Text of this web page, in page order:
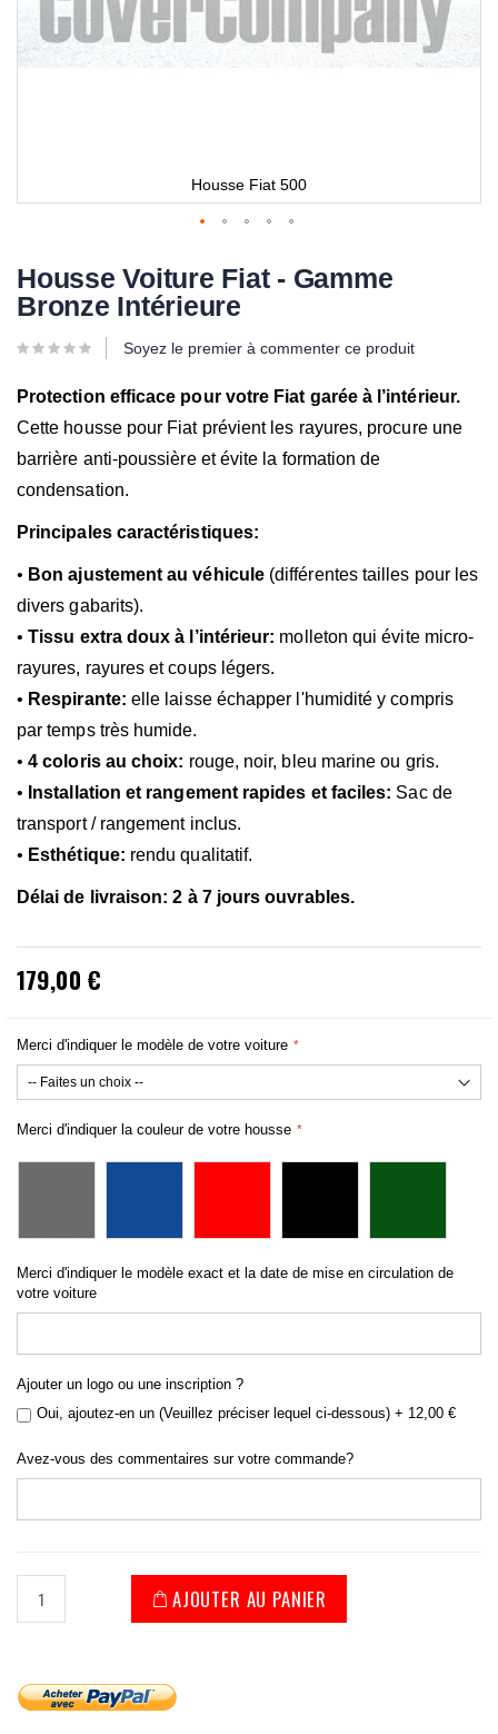
Housse Fiat 500
Housse Voiture Fiat - Gamme
Bronze Intérieure
Soyez le premier à commenter ce produit
Protection efficace pour votre Fiat garée à l’intérieur.
Cette housse pour Fiat prévient les rayures, procure une
barrière anti-poussière et évite la formation de
condensation.
Principales caractéristiques:
• Bon ajustement au véhicule(différentes tailles pour les
divers gabarits).
• Tissu extra doux à l’intérieur: molleton qui évite micro-
rayures, rayures et coups légers.
• Respirante: elle laisse échapper l'humidité y compris
par temps très humide.
•4 coloris au choix: rouge, noir, bleu marine ou gris.
• Installation et rangement rapides et faciles: Sac de
transport / rangement inclus.
• Esthétique: rendu qualitatif.
Délai de livraison: 2 à 7 jours ouvrables.
179,00 €
Merci d'indiquer le modèle de votre voiture
Merci d'indiquer la couleur de votre housse
Merci d'indiquer le modèle exact et la date de mise en circulation de
votre voiture
Ajouter un logo ou une inscription ?
Oui, ajoutez-en un (Veuillez préciser lequel ci-dessous) + 12,00 €
Avez-vous des commentaires sur votre commande?
AJOUTER AU PANIER